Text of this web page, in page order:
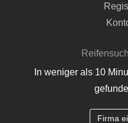
In weniger als 10
Firma